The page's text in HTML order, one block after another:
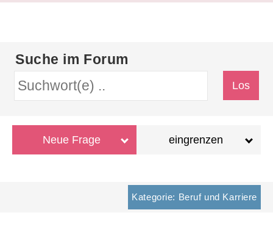
Suche im Forum
Neue Frage eingrenzen
Kategorie: Beruf und Karriere